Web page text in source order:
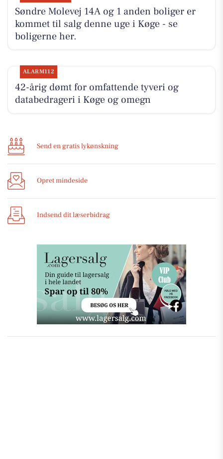
Søndre Molevej 14A og 1 anden boliger er
kommet til salg denne uge i Køge - se
boligerne her.
ALARM112
42-årig dømt for omfattende tyveri og
databedrageri i Køge og omegn
Send en gratis lykønskning
Opret mindeside
Indsend dit læserbidrag